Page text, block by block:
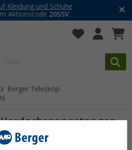
Kleidung und Schuhe
Aktionscode 20SSV
Berger Teleskop-